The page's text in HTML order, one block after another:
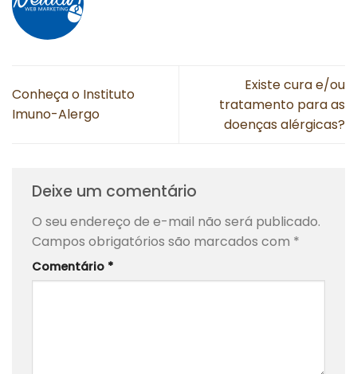
Conheça o Instituto
Imuno-Alergo
Existe cura e/ou
tratamento para as
doenças alérgicas?
Deixe um comentário
O seu endereço de e-mail não será publicado.
Campos obrigatórios são marcados com *
Comentário *